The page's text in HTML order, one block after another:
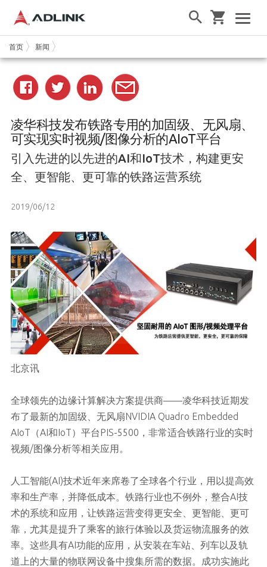
首页 新闻
凌华科技发布铁路专用的加固级、无风扇、
可实现实时视频/图像分析的AIoT平台
引入先进的以先进的AI和IoT技术，构建更安
全、更智能、更可靠的铁路运营系统
2019/06/12
北京讯
全球领先的边缘计算解决方案提供商——凌华科技近期发
布了最新的加固级、无风扇NVIDIA Quadro Embedded
AIoT（AI和IoT）平台PIS-5500，非常适合铁路行业的实时
视频/图像分析等相关应用。
人工智能(AI)技术近年来席卷了全球各个行业，用以提高效
率和生产率，并降低成本。铁路行业也不例外，整合AI技
术的系统和应用，让铁路运营变得更安全、更智能、更可
靠，尤其是提升了乘客的旅行体验以及货运物流服务的效
率。这些具有AI功能的应用，从安装在车站、列车以及轨
道上的大量的物联网设备中搜集所需的数据。成功实施此